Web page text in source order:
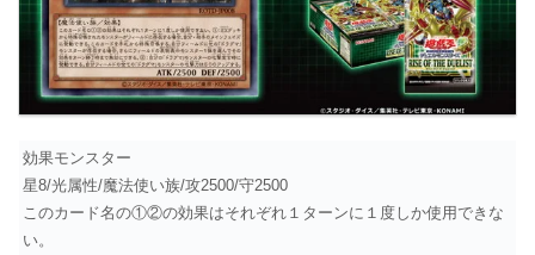
効果モンスター
星8/光属性/魔法使い族/攻2500/守2500
このカード名の①②の効果はそれぞれ１ターンに１度しか使用できな
い。